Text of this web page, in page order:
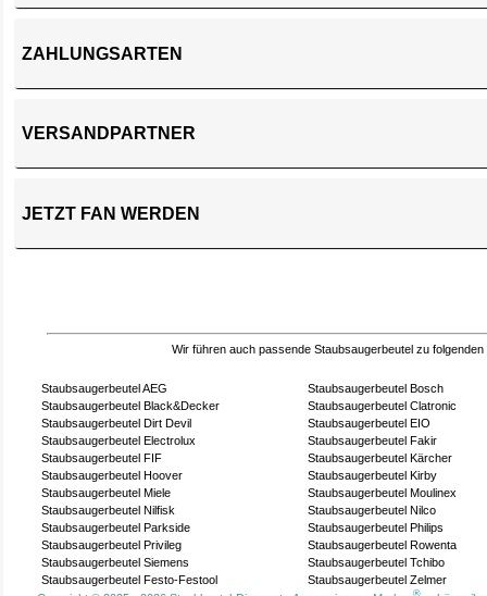
ZAHLUNGSARTEN
VERSANDPARTNER
JETZT FAN WERDEN
Wir führen auch passende Staubsaugerbeutel zu folgenden
Staubsaugerbeutel AEG
Staubsaugerbeutel Bosch
Staubsaugerbeutel Black&Decker
Staubsaugerbeutel Clatronic
Staubsaugerbeutel Dirt Devil
Staubsaugerbeutel EIO
Staubsaugerbeutel Electrolux
Staubsaugerbeutel Fakir
Staubsaugerbeutel FIF
Staubsaugerbeutel Kärcher
Staubsaugerbeutel Hoover
Staubsaugerbeutel Kirby
Staubsaugerbeutel Miele
Staubsaugerbeutel Moulinex
Staubsaugerbeutel Nilfisk
Staubsaugerbeutel Nilco
Staubsaugerbeutel Parkside
Staubsaugerbeutel Philips
Staubsaugerbeutel Privileg
Staubsaugerbeutel Rowenta
Staubsaugerbeutel Siemens
Staubsaugerbeutel Tchibo
Staubsaugerbeutel Festo-Festool
Staubsaugerbeutel Zelmer
®